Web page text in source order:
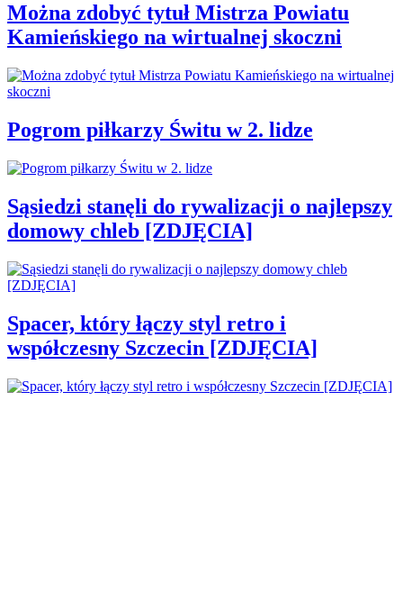
Można zdobyć tytuł Mistrza Powiatu
Kamieńskiego na wirtualnej skoczni
Pogrom piłkarzy Świtu w 2. lidze
Sąsiedzi stanęli do rywalizacji o najlepszy
domowy chleb [ZDJĘCIA]
Spacer, który łączy styl retro i
współczesny Szczecin [ZDJĘCIA]